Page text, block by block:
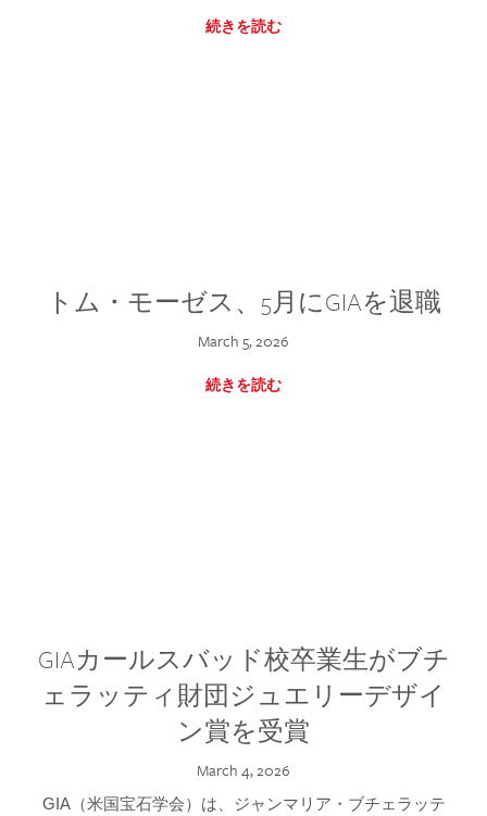
続きを読む
トム・モーゼス、5月にGIAを退職
March 5, 2026
続きを読む
GIAカールスバッド校卒業生がブチ
ェラッティ財団ジュエリーデザイ
ン賞を受賞
March 4, 2026
GIA（米国宝石学会）は、ジャンマリア・ブチェラッテ